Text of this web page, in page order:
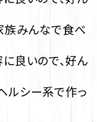
族みんなで食べ
良いので、好ん
ルシー系で作っ